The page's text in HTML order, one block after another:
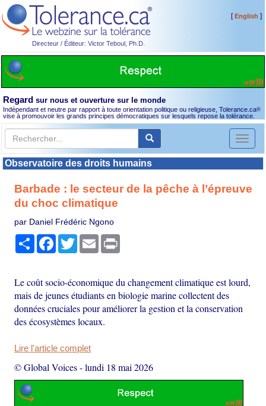
Directeur / Éditeur: Victor Teboul, Ph.D.
[English ]
Regard sur nous et ouverture sur le monde
Indépendant et neutre par rapport à toute orientation politique ou religieuse, Tolerance.ca®
vise à promouvoir les grands principes démocratiques sur lesquels repose la tolérance.
Toggle
Observatoire des droits humains
Barbade : le secteur de la pêche à l’épreuve
du choc climatique
par Daniel Frédéric Ngono
PartagerFacebook
TwitterEmail
Le coût socio-économique du changement climatique est lourd,
mais de jeunes étudiants en biologie marine collectent des
données cruciales pour améliorer la gestion et la conservation
des écosystèmes locaux.
Lire l'article complet
© Global Voices-lundi 18 mai 2026